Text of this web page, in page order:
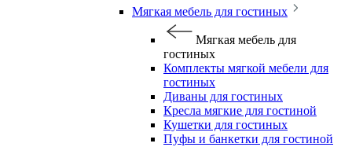
Мягкая мебель для гостиных
Мягкая мебель для
гостиных
Комплекты мягкой мебели для
гостиных
Диваны для гостиных
Кресла мягкие для гостиной
Кушетки для гостиных
Пуфы и банкетки для гостиной